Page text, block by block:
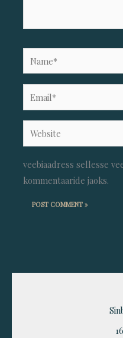
Email*
Website
veebiaadress sellesse
kommentaaride jaoks.